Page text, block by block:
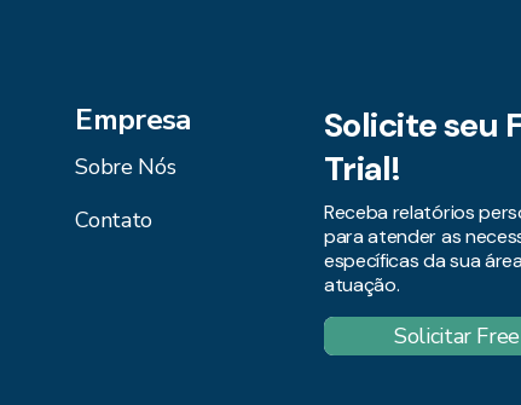
Empresa
Sobre Nós
Contato
Solicite seu
Trial!
Receba relatórios
para atender as
específicas da sua
atuação.
Solicitar